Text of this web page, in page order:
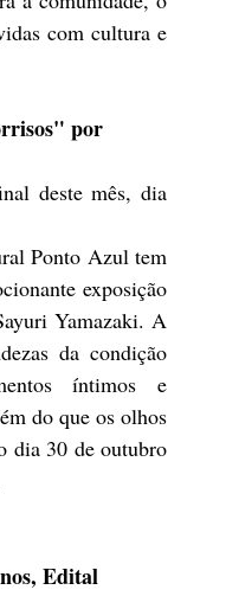
com cultura e
por
deste mês, dia
Ponto Azul tem
exposição
Yamazaki. A
da condição
íntimos e
do que os olhos
dia 30 de outubro
Edital